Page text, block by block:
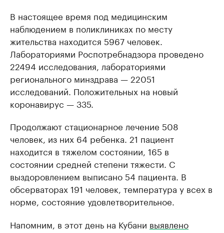
В настоящее время под медицинским
наблюдением в поликлиниках по месту
жительства находится 5967 человек.
Лабораториями Роспотребнадзора проведено
22494 исследования, лабораториями
регионального минздрава — 22051
исследований. Положительных на новый
коронавирус — 335.
Продолжают стационарное лечение 508
человек, из них 64 ребенка. 21 пациент
находится в тяжелом состоянии, 165 в
состоянии средней степени тяжести. С
выздоровлением выписано 54 пациента. В
обсерваторах 191 человек, температура у всех в
норме, состояние удовлетворительное.
Напомним, в этот день на Кубани выявлено